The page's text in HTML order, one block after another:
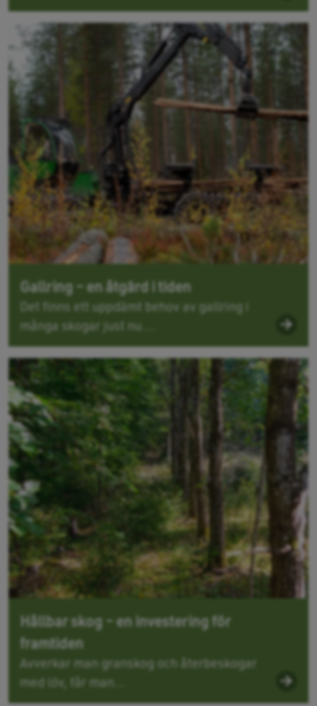
Gallring – en åtgärd i tiden
Det finns ett uppdämt behov av gallring i
många skogar just nu....
Hållbar skog – en investering för
framtiden
Avverkar man granskog och återbeskogar
med löv, får man...